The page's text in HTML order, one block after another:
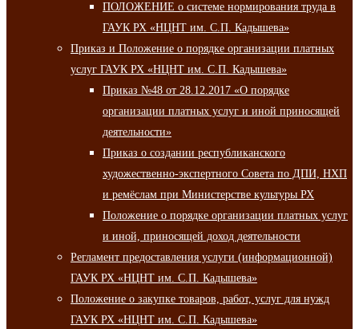
ПОЛОЖЕНИЕ о системе нормирования труда в
ГАУК РХ «НЦНТ им. С.П. Кадышева»
Приказ и Положение о порядке организации платных
услуг ГАУК РХ «НЦНТ им. С.П. Кадышева»
Приказ №48 от 28.12.2017 «О порядке
организации платных услуг и иной приносящей
деятельности»
Приказ о создании республиканского
художественно-экспертного Совета по ДПИ, НХП
и ремёслам при Министерстве культуры РХ
Положение о порядке организации платных услуг
и иной, приносящей доход деятельности
Регламент предоставления услуги (информационной)
ГАУК РХ «НЦНТ им. С.П. Кадышева»
Положение о закупке товаров, работ, услуг для нужд
ГАУК РХ «НЦНТ им. С.П. Кадышева»